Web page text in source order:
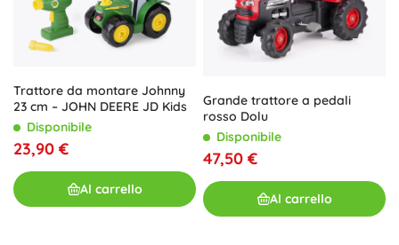
Trattore da montare Johnny
23 cm – JOHN DEERE JD Kids
Disponibile
23,90 €
Al carrello
Grande trattore a pedali
rosso Dolu
Disponibile
47,50 €
Al carrello